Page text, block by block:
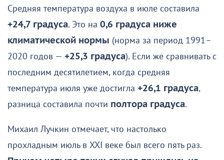
Средняя температура воздуха в июле составила
+24,7 градуса. Это на 0,6 градуса ниже
климатической нормы (норма за период 1991–
2020 годов — +25,3 градуса). Если же сравнивать с
последним десятилетием, когда средняя
температура июля уже достигла +26,1 градуса,
разница составила почти полтора градуса.
Михаил Лучкин отмечает, что настолько
прохладным июль в XXI веке был всего пять раз.